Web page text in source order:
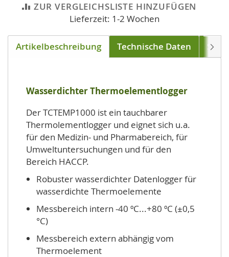
ZUR VERGLEICHSLISTE HINZUFÜGEN
Lieferzeit: 1-2 Wochen
Artikelbeschreibung Technische Daten
Wasserdichter Thermoelementlogger
Der TCTEMP1000 ist ein tauchbarer
Thermolementlogger und eignet sich u.a.
für den Medizin- und Pharmabereich, für
Umweltuntersuchungen und für den
Bereich HACCP.
Robuster wasserdichter Datenlogger für
wasserdichte Thermoelemente
Messbereich intern -40 ºC...+80 ºC (±0,5
°C)
Messbereich extern abhängig vom
Thermoelement